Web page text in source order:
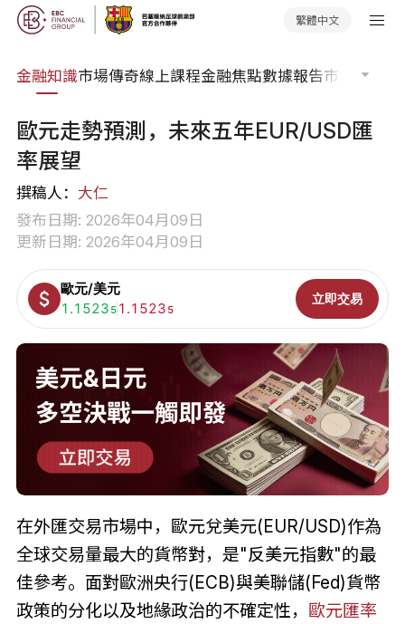
繁體中文
金融知識市場傳奇線上課程金融焦點數據報告市場分析
歐元走勢預測，未來五年EUR/USD匯
率展望
撰稿人： 大仁
發布日期: 2026年04月09日
更新日期: 2026年04月09日
歐元/美元
買入:
1.1523 5賣出:
1.1523 5
立即交易
在外匯交易市場中，歐元兌美元(EUR/USD)作為
全球交易量最大的貨幣對，是"反美元指數"的最
佳參考。面對歐洲央行(ECB)與美聯儲(Fed)貨幣
政策的分化以及地緣政治的不確定性， 歐元匯率